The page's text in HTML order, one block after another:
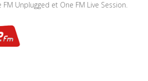
FM Unplugged et One FM Live Session.